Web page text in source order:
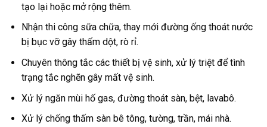
tạo lại hoặc mở rộng thêm.
Nhận thi công sữa chữa, thay mới đường ống thoát nước
bị bục vỡ gây thấm dột, rò rỉ.
Chuyên thông tắc các thiết bị vệ sinh, xử lý triệt để tình
trạng tắc nghẽn gây mất vệ sinh.
Xử lý ngăn mùi hố gas, đường thoát sàn, bệt, lavabô.
Xử lý chống thấm sàn bê tông, tường, trần, mái nhà.